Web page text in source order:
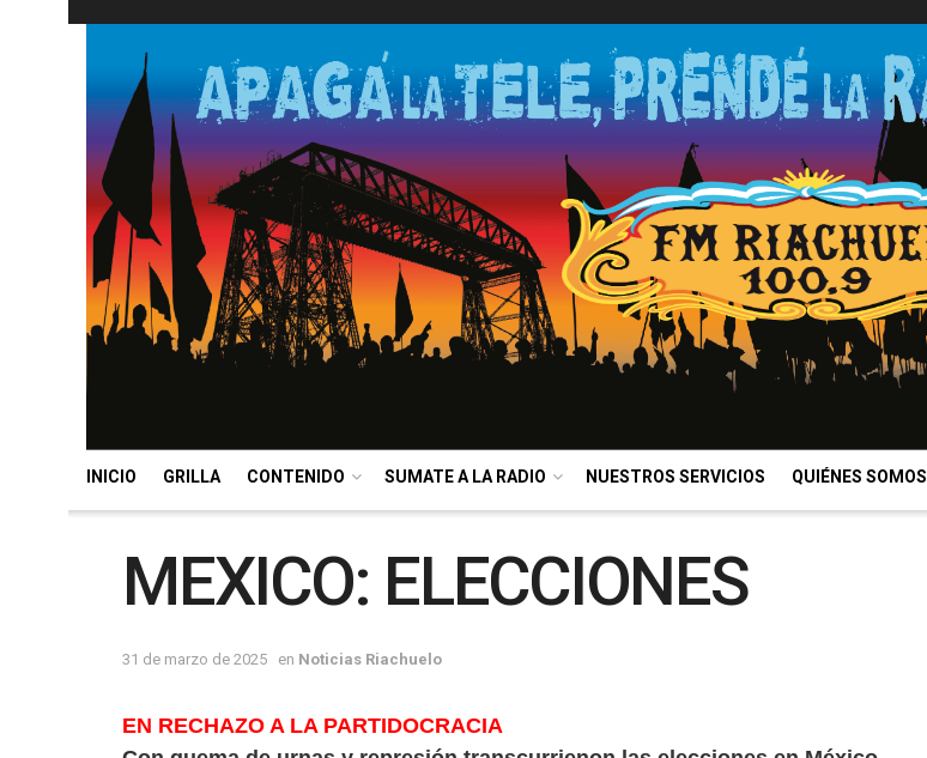
INICIO GRILLA CONTENIDO SUMATE A LA RADIO NUESTROS SERVICIOS QUIÉNES SOMOS
MEXICO: ELECCIONES
31 de marzo de 2025 en Noticias Riachuelo
EN RECHAZO A LA PARTIDOCRACIA